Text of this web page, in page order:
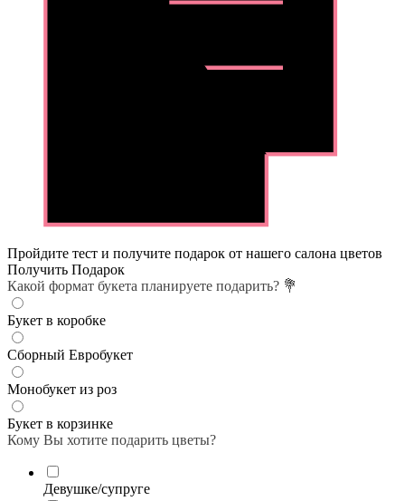
Пройдите тест и получите подарок от нашего салона цветов
Получить Подарок
Какой формат букета планируете подарить? 💐
Букет в коробке
Сборный Евробукет
Монобукет из роз
Букет в корзинке
Кому Вы хотите подарить цветы?
Девушке/супруге